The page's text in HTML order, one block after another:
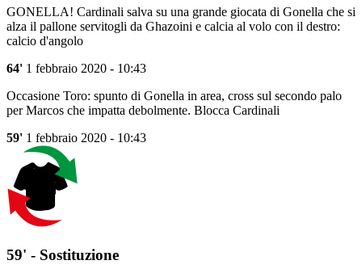
GONELLA! Cardinali salva su una grande giocata di Gonella che si
alza il pallone servitogli da Ghazoini e calcia al volo con il destro:
calcio d'angolo
64' 1 febbraio 2020 - 10:43
Occasione Toro: spunto di Gonella in area, cross sul secondo palo
per Marcos che impatta debolmente. Blocca Cardinali
59' 1 febbraio 2020 - 10:43
59' - Sostituzione